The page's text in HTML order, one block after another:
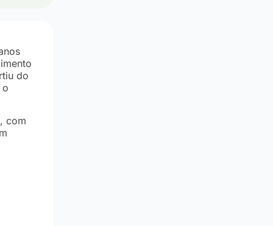
do
o
com